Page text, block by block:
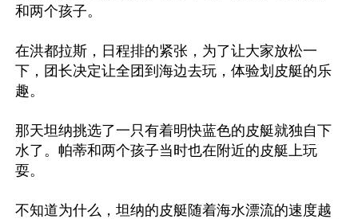
和两个孩子。
在洪都拉斯，日程排的紧张，为了让大家放松一
下，团长决定让全团到海边去玩，体验划皮艇的乐
趣。
那天坦纳挑选了一只有着明快蓝色的皮艇就独自下
水了。帕蒂和两个孩子当时也在附近的皮艇上玩
耍。
不知道为什么，坦纳的皮艇随着海水漂流的速度越